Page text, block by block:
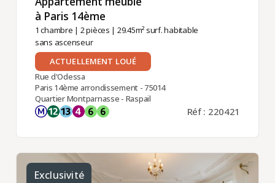
à Paris 14ème ​
1 chambre | 2 pièces | 29.45m² surf. habitable
sans ascenseur
ACTUELLEMENT LOUÉ
Rue d'Odessa
Paris 14ème arrondissement - 75014
Quartier Montparnasse - Raspail
Réf : 220421
Exclusivité